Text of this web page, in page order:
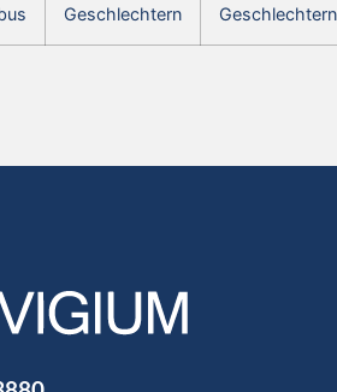
Geschlechtern
Geschlechtern